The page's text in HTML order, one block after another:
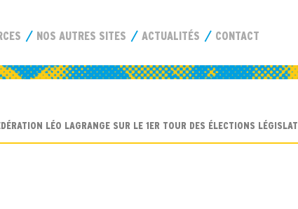
NOS AUTRES SITES ACTUALITÉS CONTACT
LÉO LAGRANGE SUR LE 1ER TOUR DES ÉLECTIONS